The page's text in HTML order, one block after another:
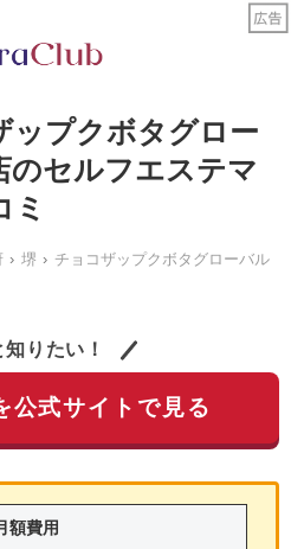
ップクボタグロー
のセルフエステマ
ミ
堺
チョコザップクボタグローバル
知りたい！
公式サイトで見る
額費用